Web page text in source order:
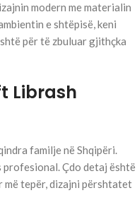
modern me materialin
e shtëpisë, keni
për të zbuluar gjithçka
Librash
familje në Shqipëri.
Çdo detaj është
më tepër, dizajni përshtatet